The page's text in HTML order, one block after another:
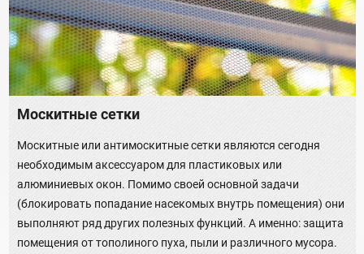
Москитные сетки
Москитные или антимоскитные сетки являются сегодня
необходимым аксессуаром для пластиковых или
алюминиевых окон. Помимо своей основной задачи
(блокировать попадание насекомых внутрь помещения) они
выполняют ряд других полезных функций. А именно: защита
помещения от тополиного пуха, пыли и различного мусора.